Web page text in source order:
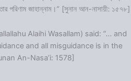
পরিণাম জাহান্নাম।” [সুনান আন-নাসায়ী: ১৫৭৮]
Alaihi Wasallam) said: “… and
and all misguidance is in the
An-Nasa’i: 1578]